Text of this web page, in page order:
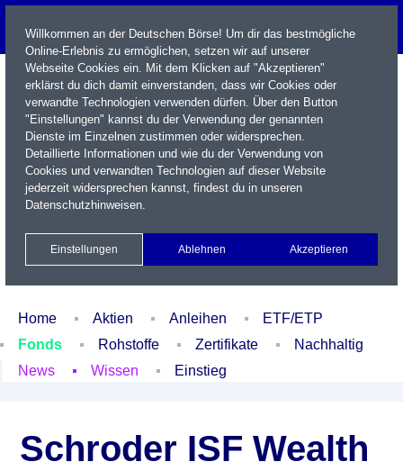
Name / WKN / ISIN / Kürzel
Xetra Realtime
Watchlist Portfolio Login
Home Aktien Anleihen
ETF/ETP
Fonds
Rohstoffe Zertifikate
Nachhaltig
News
Wissen Einstieg
Schroder ISF Wealth
Willkommen an der Deutschen Börse! Um dir das bestmögliche
Online-Erlebnis zu ermöglichen, setzen wir auf unserer
Webseite Cookies ein. Mit dem Klicken auf "Akzeptieren"
erklärst du dich damit einverstanden, dass wir Cookies oder
verwandte Technologien verwenden dürfen. Über den Button
"Einstellungen" kannst du der Verwendung der genannten
Dienste im Einzelnen zustimmen oder widersprechen.
Detaillierte Informationen und wie du der Verwendung von
Cookies und verwandten Technologien auf dieser Website
jederzeit widersprechen kannst, findest du in unseren
Datenschutzhinweisen.
Einstellungen Ablehnen Akzeptieren